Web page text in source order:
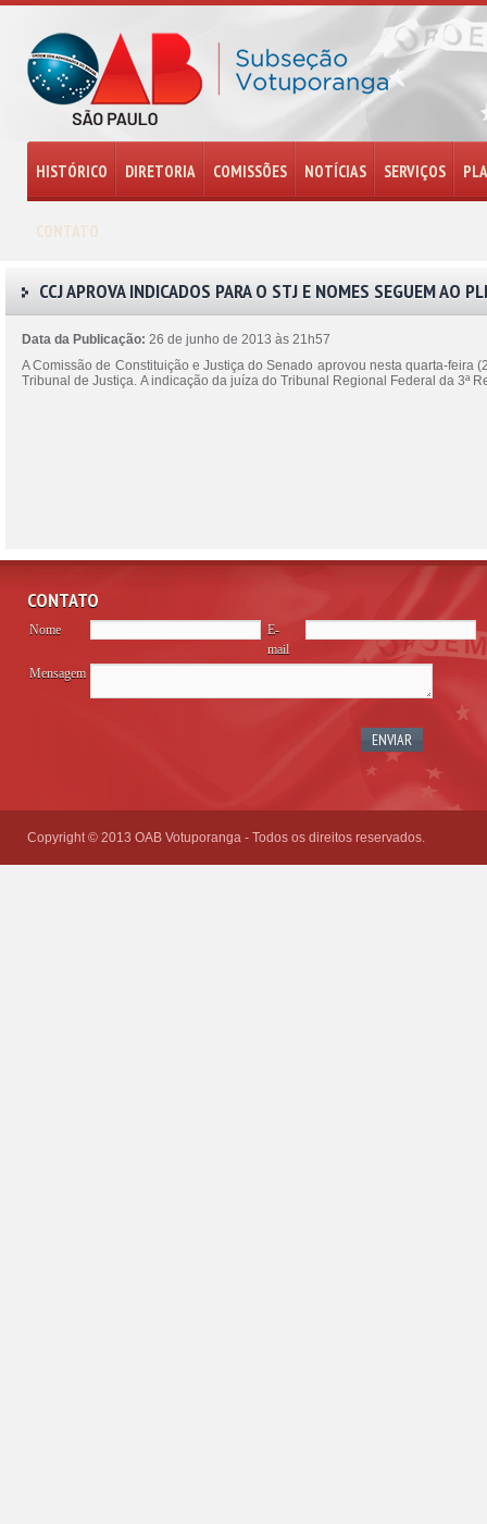
HISTÓRICO DIRETORIA COMISSÕES NOTÍCIAS SERVIÇOS
CONTATO
CCJ APROVA INDICADOS PARA O STJ E NOMES SEGUEM AO
Data da Publicação: 26 de junho de 2013 às 21h57
A Comissão de Constituição e Justiça do Senado aprovou nesta quarta-
Tribunal de Justiça. A indicação da juíza do Tribunal Regional Federal da 3ª
CONTATO
Nome
E-
mail
Mensagem
Copyright © 2013 OAB Votuporanga - Todos os direitos reservados.